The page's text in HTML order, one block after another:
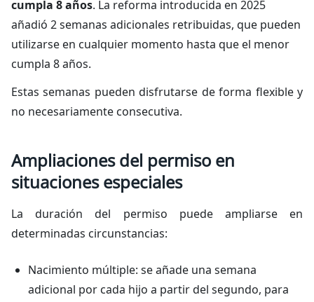
cumpla 8 años. La reforma introducida en 2025
añadió 2 semanas adicionales retribuidas, que pueden
utilizarse en cualquier momento hasta que el menor
cumpla 8 años.
Estas semanas pueden disfrutarse de forma flexible y
no necesariamente consecutiva.
Ampliaciones del permiso en
situaciones especiales
La duración del permiso puede ampliarse en
determinadas circunstancias:
Nacimiento múltiple: se añade una semana
adicional por cada hijo a partir del segundo, para